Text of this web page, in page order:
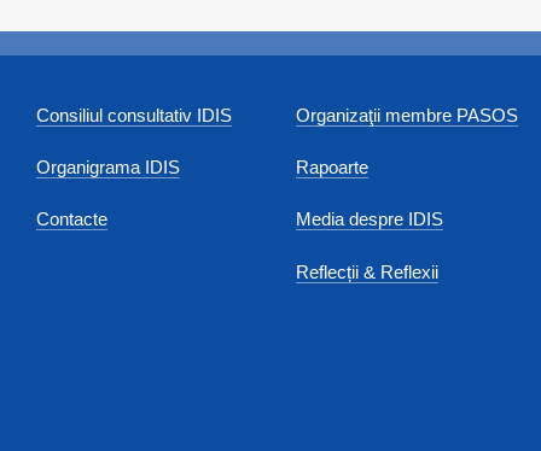
Consiliul consultativ IDIS
Organigrama IDIS
Contacte
Organizaţii membre PASOS
Rapoarte
Media despre IDIS
Reflecții & Reflexii